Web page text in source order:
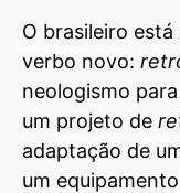
O brasileiro
verbo novo:
neologismo
um projeto de
adaptação de
um